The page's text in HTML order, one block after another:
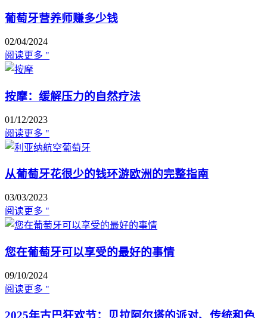
葡萄牙营养师赚多少钱
02/04/2024
阅读更多 "
按摩：缓解压力的自然疗法
01/12/2023
阅读更多 "
从葡萄牙花很少的钱环游欧洲的完整指南
03/03/2023
阅读更多 "
您在葡萄牙可以享受的最好的事情
09/10/2024
阅读更多 "
2025年古巴狂欢节：贝拉阿尔塔的派对、传统和色